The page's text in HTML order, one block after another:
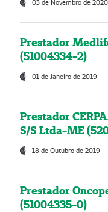
03 de Novembro de 2020
Prestador
(51004334-2)
01 de Janeiro de 2019
Prestador
S/S Ltda-ME
18 de Outubro de 2019
Prestador
(51004335-0)